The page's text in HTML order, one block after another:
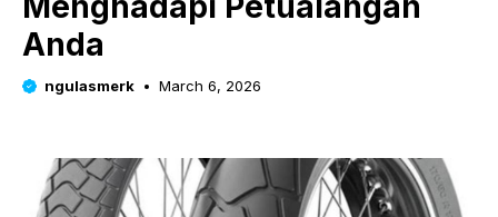
Anda
ngulasmerk March 6, 2026